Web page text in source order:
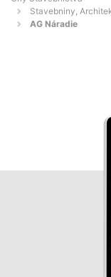
Stavebniny,
AG Náradie